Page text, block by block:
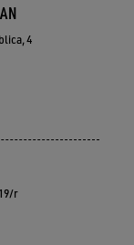
4
r